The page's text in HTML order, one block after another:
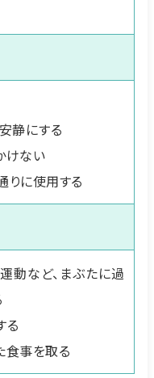
静にする
けない
りに使用する
動など、まぶたに過
る
食事を取る